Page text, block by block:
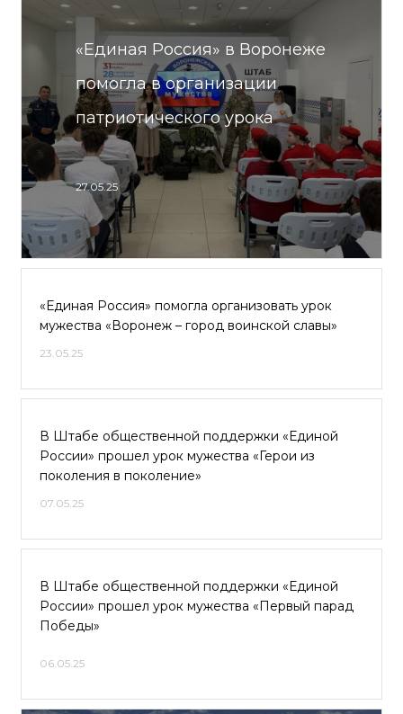
«Единая Россия» в Воронеже
помогла в организации
патриотического урока
27.05.25
«Единая Россия» помогла организовать урок
мужества «Воронеж – город воинской славы»
23.05.25
В Штабе общественной поддержки «Единой
России» прошел урок мужества «Герои из
поколения в поколение»
07.05.25
В Штабе общественной поддержки «Единой
России» прошел урок мужества «Первый парад
Победы»
06.05.25